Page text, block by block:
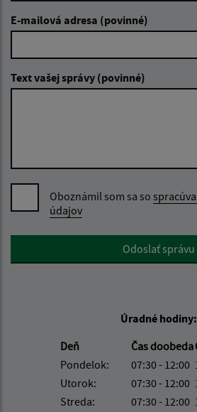
E-mailová adresa (povinné)
Text vašej správy (povinné)
Oboznámil som sa so
údajov
Google reCaptcha ResponseOdoslať správu
Úradné hodiny:
Deň
Čas doobeda
Pondelok:
07:30 - 12:00
Utorok:
07:30 - 12:00
Streda:
07:30 - 12:00